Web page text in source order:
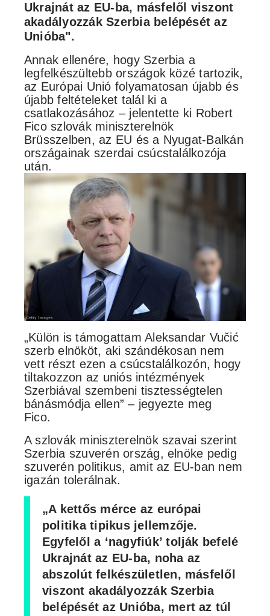
Ukrajnát az EU-ba, másfelől viszont
akadályozzák Szerbia belépését az
Unióba".
Annak ellenére, hogy Szerbia a
legfelkészültebb országok közé tartozik,
az Európai Unió folyamatosan újabb és
újabb feltételeket talál ki a
csatlakozásához – jelentette ki Robert
Fico szlovák miniszterelnök
Brüsszelben, az EU és a Nyugat-Balkán
országainak szerdai csúcstalálkozója
után.
„Külön is támogattam Aleksandar Vučić
szerb elnököt, aki szándékosan nem
vett részt ezen a csúcstalálkozón, hogy
tiltakozzon az uniós intézmények
Szerbiával szembeni tisztességtelen
bánásmódja ellen” – jegyezte meg
Fico.
A szlovák miniszterelnök szavai szerint
Szerbia szuverén ország, elnöke pedig
szuverén politikus, amit az EU-ban nem
igazán tolerálnak.
„A kettős mérce az európai
politika tipikus jellemzője.
Egyfelől a ‘nagyfiúk’ tolják befelé
Ukrajnát az EU-ba, noha az
abszolút felkészületlen, másfelől
viszont akadályozzák Szerbia
belépését az Unióba, mert az túl